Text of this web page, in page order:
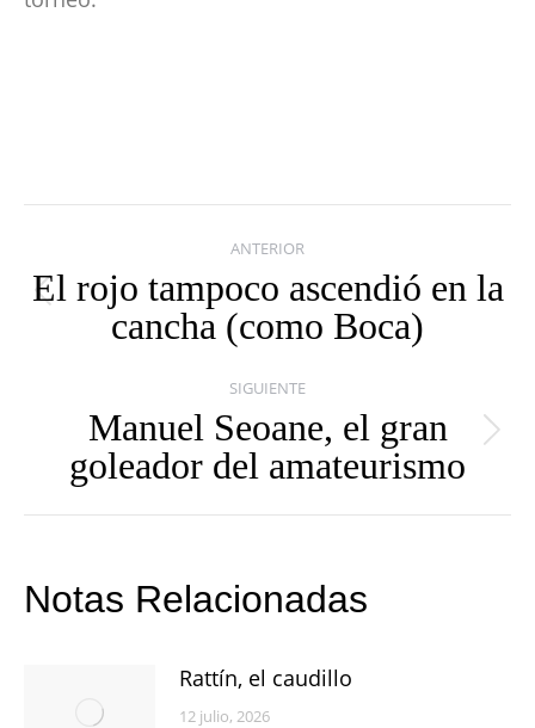
Navegación
entre
publicaciones
ANTERIOR
Publicación
anterior:
El rojo tampoco ascendió en la
cancha (como Boca)
SIGUIENTE
Publicación
siguiente:
Manuel Seoane, el gran
goleador del amateurismo
Notas Relacionadas
Rattín, el caudillo
12 julio, 2026